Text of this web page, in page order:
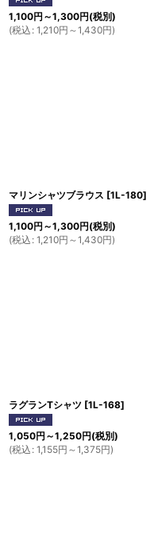
1,100円 ～1,300円(税別)
(税込 : 1,210円 ～1,430円)
マリンシャツブラウス [1L-180]
1,100円 ～1,300円(税別)
(税込 : 1,210円 ～1,430円)
ラグランTシャツ [1L-168]
1,050円 ～1,250円(税別)
(税込 : 1,155円 ～1,375円)